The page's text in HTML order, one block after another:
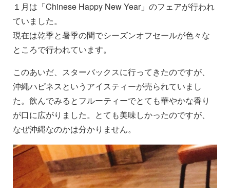
１月は「Chinese Happy New Year」のフェアが行われ
ていました。
現在は乾季と暑季の間でシーズンオフセールが色々な
ところで行われています。
このあいだ、スターバックスに行ってきたのですが、
沖縄ハピネスというアイスティーが売られていまし
た。飲んでみるとフルーティーでとても華やかな香り
が口に広がりました。とても美味しかったのですが、
なぜ沖縄なのかは分かりません。